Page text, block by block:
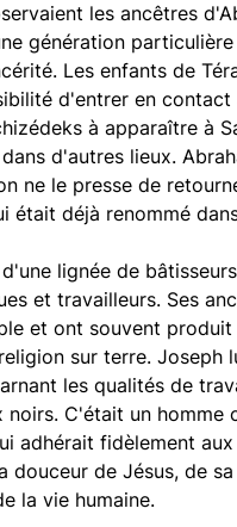
les ancêtres
génération
Les enfants de
d'entrer en
à apparaître à
d'autres lieux.
ne le presse de
était déjà renommé
lignée de
et travailleurs. Ses
et ont souvent
sur terre. Joseph
les qualités de
noirs. C'était un
adhérait fidèlement
douceur de Jésus, de
la vie humaine.